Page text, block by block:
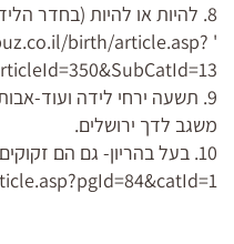
8. להיות או להיות (בחדר הלידה), אורלי שולמן, 23/01/2006
birth/article.asp?
משגב לדך ירושלים.
10. בעל בהריון- גם הם זקוקים להתענינות ותמיכה.